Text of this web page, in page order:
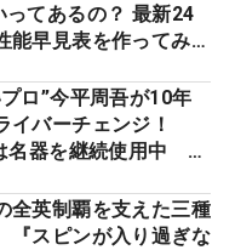
てあるの？ 最新24
能早見表を作ってみ
ロ”今平周吾が10年
イバーチェンジ！
名器を継続使用中 #
全英制覇を支えた三種
スピンが入り過ぎな